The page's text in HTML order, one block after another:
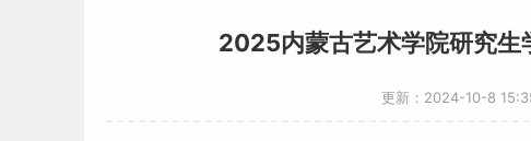
2025内蒙古艺术学院研究生
更新：2024-10-8